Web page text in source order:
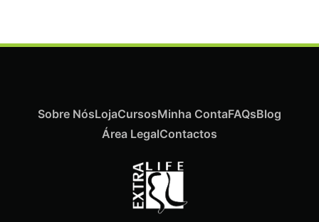
Sobre NósLojaCursosMinha ContaFAQsBlog
Área LegalContactos